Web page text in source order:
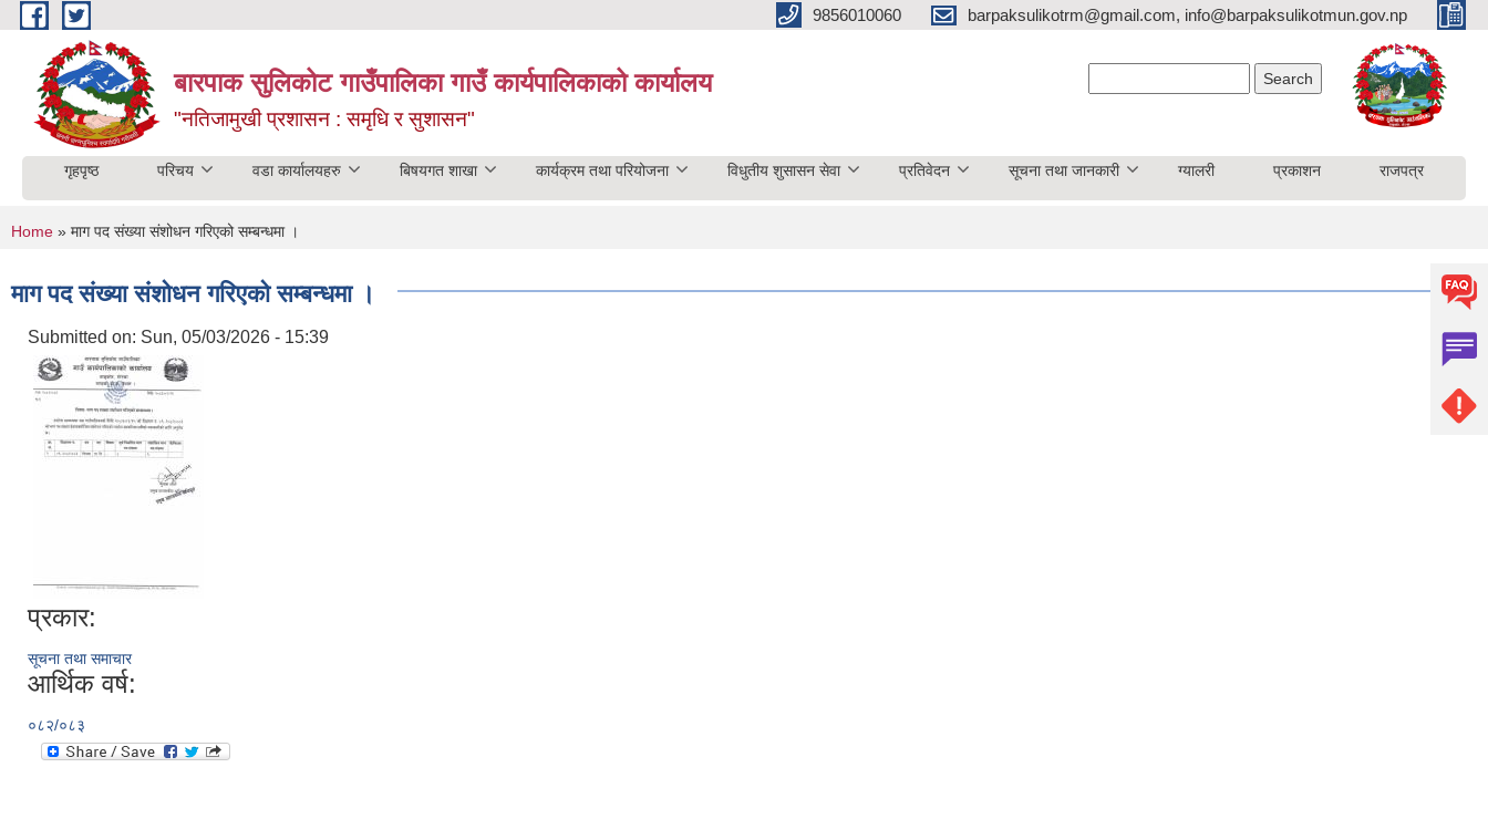
Skip to main content 9856010060 barpaksulikotrm@gmail.com, info@barpaksulikotmun.gov.np
बारपाक सुलिकोट गाउँपालिका गाउँ कार्यपालिकाको कार्यालय
"नतिजामुखी प्रशासन : समृधि र सुशासन"
गृहपृष्ठ परिचय वडा कार्यालयहरु बिषयगत शाखा कार्यक्रम तथा परियोजना विधुतीय शुसासन सेवा प्रतिवेदन सूचना तथा जानकारी ग्यालरी प्रकाशन राजपत्र
You are here
Home » माग पद संख्या संशोधन गरिएको सम्बन्धमा ।
माग पद संख्या संशोधन गरिएको सम्बन्धमा ।
Submitted on: Sun, 05/03/2026 - 15:39
प्रकार:
सूचना तथा समाचार
आर्थिक वर्ष:
०८२/०८३